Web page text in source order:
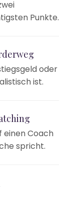
Punkte.
oder
ist.
einen Coach
spricht.